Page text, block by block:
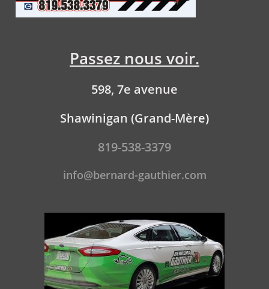
Passez nous voir.
598, 7e avenue
Shawinigan (Grand-Mère)
819-538-3379
info@bernard-gauthier.com